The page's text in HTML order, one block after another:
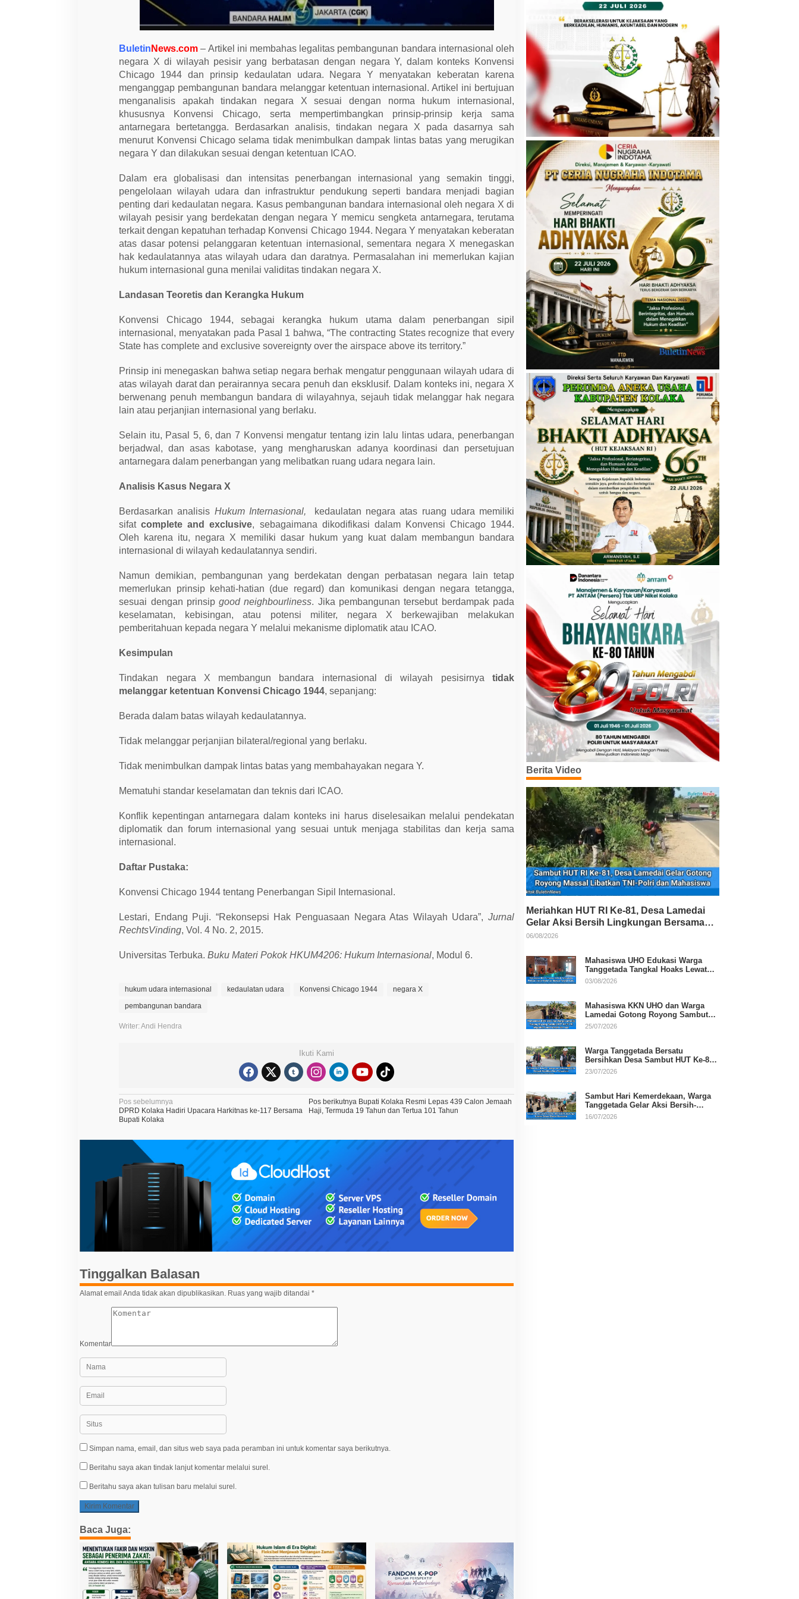
t
a
r
e
g
a
r
a
,
K
a
j
a
n
r
a
t
f
K
o
v
e
n
c
a
g
Buletin News.com – Artikel ini membahas legalitas pembangunan bandara internasional oleh
negara X di wilayah pesisir yang berbatasan dengan negara Y, dalam konteks Konvensi
Chicago 1944 dan prinsip kedaulatan udara. Negara Y menyatakan keberatan karena
menganggap pembangunan bandara melanggar ketentuan internasional. Artikel ini bertujuan
menganalisis apakah tindakan negara X sesuai dengan norma hukum internasional,
khususnya Konvensi Chicago, serta mempertimbangkan prinsip-prinsip kerja sama
antarnegara bertetangga. Berdasarkan analisis, tindakan negara X pada dasarnya sah
menurut Konvensi Chicago selama tidak menimbulkan dampak lintas batas yang merugikan
negara Y dan dilakukan sesuai dengan ketentuan ICAO.
Dalam era globalisasi dan intensitas penerbangan internasional yang semakin tinggi,
pengelolaan wilayah udara dan infrastruktur pendukung seperti bandara menjadi bagian
penting dari kedaulatan negara. Kasus pembangunan bandara internasional oleh negara X di
wilayah pesisir yang berdekatan dengan negara Y memicu sengketa antarnegara, terutama
terkait dengan kepatuhan terhadap Konvensi Chicago 1944. Negara Y menyatakan keberatan
atas dasar potensi pelanggaran ketentuan internasional, sementara negara X menegaskan
hak kedaulatannya atas wilayah udara dan daratnya. Permasalahan ini memerlukan kajian
hukum internasional guna menilai validitas tindakan negara X.
Landasan Teoretis dan Kerangka Hukum
Konvensi Chicago 1944, sebagai kerangka hukum utama dalam penerbangan sipil
internasional, menyatakan pada Pasal 1 bahwa, “The contracting States recognize that every
State has complete and exclusive sovereignty over the airspace above its territory.”
Prinsip ini menegaskan bahwa setiap negara berhak mengatur penggunaan wilayah udara di
atas wilayah darat dan perairannya secara penuh dan eksklusif. Dalam konteks ini, negara X
berwenang penuh membangun bandara di wilayahnya, sejauh tidak melanggar hak negara
lain atau perjanjian internasional yang berlaku.
Selain itu, Pasal 5, 6, dan 7 Konvensi mengatur tentang izin lalu lintas udara, penerbangan
berjadwal, dan asas kabotase, yang mengharuskan adanya koordinasi dan persetujuan
antarnegara dalam penerbangan yang melibatkan ruang udara negara lain.
Analisis Kasus Negara X
Berdasarkan analisis Hukum Internasional,
kedaulatan negara atas ruang udara memiliki
sifatcomplete and exclusive, sebagaimana dikodifikasi dalam Konvensi Chicago 1944.
Oleh karena itu, negara X memiliki dasar hukum yang kuat dalam membangun bandara
internasional di wilayah kedaulatannya sendiri.
Namun demikian, pembangunan yang berdekatan dengan perbatasan negara lain tetap
memerlukan prinsip kehati-hatian (due regard) dan komunikasi dengan negara tetangga,
sesuai dengan prinsipgood neighbourliness. Jika pembangunan tersebut berdampak pada
keselamatan, kebisingan, atau potensi militer, negara X berkewajiban melakukan
pemberitahuan kepada negara Y melalui mekanisme diplomatik atau ICAO.
Kesimpulan
Tindakan negara X membangun bandara internasional di wilayah pesisirnya tidak
melanggar ketentuan Konvensi Chicago 1944, sepanjang:
Berada dalam batas wilayah kedaulatannya.
Tidak melanggar perjanjian bilateral/regional yang berlaku.
Tidak menimbulkan dampak lintas batas yang membahayakan negara Y.
Mematuhi standar keselamatan dan teknis dari ICAO.
Konflik kepentingan antarnegara dalam konteks ini harus diselesaikan melalui pendekatan
diplomatik dan forum internasional yang sesuai untuk menjaga stabilitas dan kerja sama
internasional.
Daftar Pustaka:
Konvensi Chicago 1944 tentang Penerbangan Sipil Internasional.
Lestari, Endang Puji. “Rekonsepsi Hak Penguasaan Negara Atas Wilayah Udara”, Jurnal
RechtsVinding, Vol. 4 No. 2, 2015.
Universitas Terbuka.Buku Materi Pokok HKUM4206: Hukum Internasional, Modul 6.
hukum udara internasional kedaulatan udara Konvensi Chicago 1944
negara X
pembangunan bandara
Writer: Andi Hendra
Ikuti Kami
N
a
v
g
a
Pos sebelumnya
DPRD Kolaka Hadiri Upacara Harkitnas ke-117 Bersama
Bupati Kolaka
Pos berikutnya Bupati Kolaka Resmi Lepas 439 Calon Jemaah
Haji, Termuda 19 Tahun dan Tertua 101 Tahun
Tinggalkan Balasan
Alamat email Anda tidak akan dipublikasikan. Ruas yang wajib ditandai *
Komentar
Simpan nama, email, dan situs web saya pada peramban ini untuk komentar saya berikutnya.
Beritahu saya akan tindak lanjut komentar melalui surel.
Beritahu saya akan tulisan baru melalui surel.
Baca Juga:
Berita Video
Meriahkan HUT RI Ke-81, Desa Lamedai
Gelar Aksi Bersih Lingkungan Bersama
TNI-Polri
06/08/2026
Mahasiswa UHO Edukasi Warga
Tanggetada Tangkal Hoaks Lewat
Program Literasi
03/08/2026
Mahasiswa KKN UHO dan Warga
Lamedai Gotong Royong Sambut
HUT Ke-81 RI
25/07/2026
Warga Tanggetada Bersatu
Bersihkan Desa Sambut HUT Ke-81
RI
23/07/2026
Sambut Hari Kemerdekaan, Warga
Tanggetada Gelar Aksi Bersih-
Bersih Desa
16/07/2026